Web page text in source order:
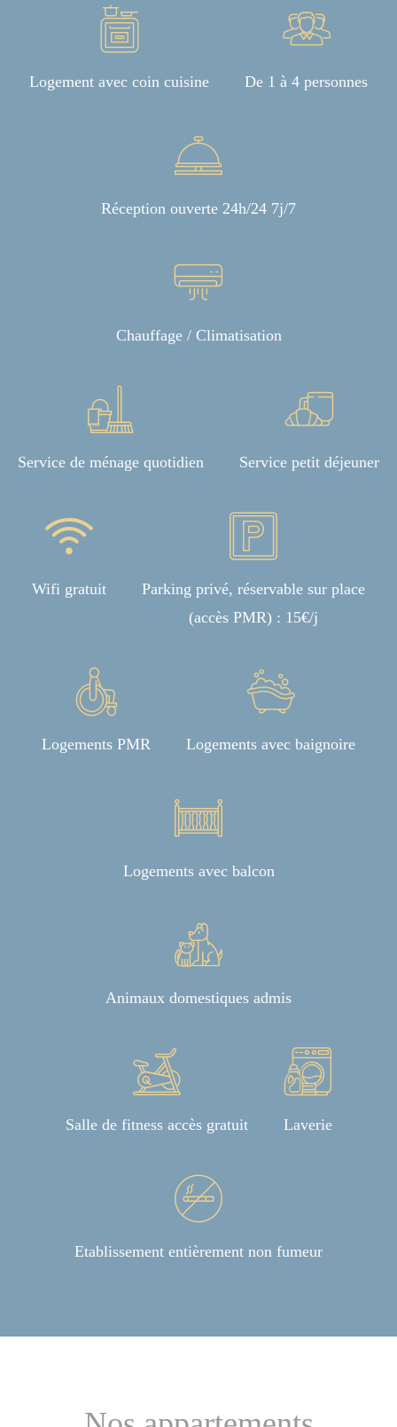
Logement avec coin cuisine De 1 à 4 personnes
Réception ouverte 24h/24 7j/7
Chauffage / Climatisation
Service de ménage quotidien Service petit déjeuner
Wifi gratuit
Parking privé, réservable sur place
(accès PMR) : 15€/j
Logements PMR Logements avec baignoire
Logements avec balcon
Animaux domestiques admis
Salle de fitness accès gratuit Laverie
Etablissement entièrement non fumeur